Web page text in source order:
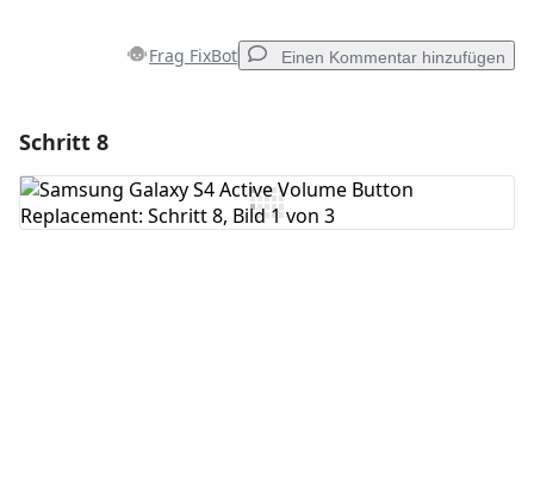
Frag FixBot Einen Kommentar hinzufügen
Kommentar hinzufügen
Schritt 8